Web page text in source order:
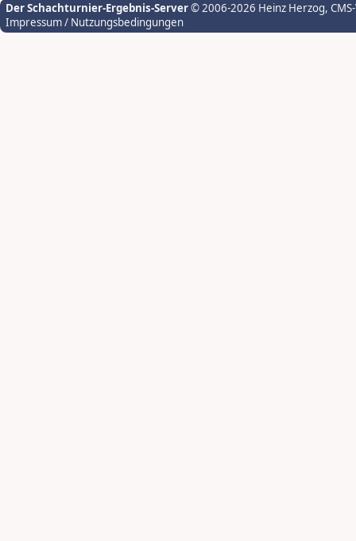
Der Schachturnier-Ergebnis-Server© 2006-2026 Heinz Herzog,
Impressum / Nutzungsbedingungen